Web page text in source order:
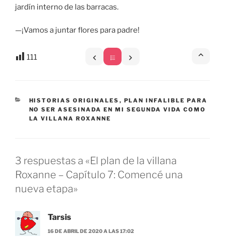
jardín interno de las barracas.
—¡Vamos a juntar flores para padre!
111
CATEGORÍAS
HISTORIAS ORIGINALES , PLAN INFALIBLE PARA
NO SER ASESINADA EN MI SEGUNDA VIDA COMO
LA VILLANA ROXANNE
3 respuestas a «El plan de la villana
Roxanne – Capítulo 7: Comencé una
nueva etapa»
Tarsis
16 DE ABRIL DE 2020 A LAS 17:02